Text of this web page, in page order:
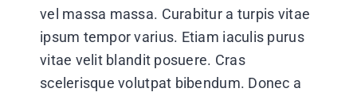
vel massa massa. Curabitur a turpis vitae
ipsum tempor varius. Etiam iaculis purus
vitae velit blandit posuere. Cras
scelerisque volutpat bibendum. Donec a